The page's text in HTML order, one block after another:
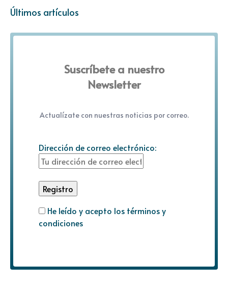
Últimos artículos
Suscríbete a nuestro
Newsletter
Actualízate con nuestras noticias por correo.
Dirección de correo electrónico:
He leído y acepto los términos y
condiciones